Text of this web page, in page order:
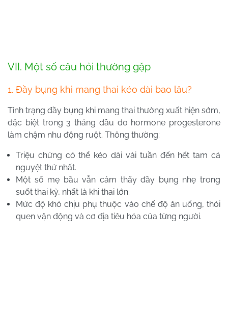
VII. Một số câu hỏi thường gặp
1. Đầy bụng khi mang thai kéo dài bao lâu?
Tình trạng đầy bụng khi mang thai thường xuất hiện sớm,
đặc biệt trong 3 tháng đầu do hormone progesterone
làm chậm nhu động ruột. Thông thường:
Triệu chứng có thể kéo dài vài tuần đến hết tam cá
nguyệt thứ nhất.
Một số mẹ bầu vẫn cảm thấy đầy bụng nhẹ trong
suốt thai kỳ, nhất là khi thai lớn.
Mức độ khó chịu phụ thuộc vào chế độ ăn uống, thói
quen vận động và cơ địa tiêu hóa của từng người.